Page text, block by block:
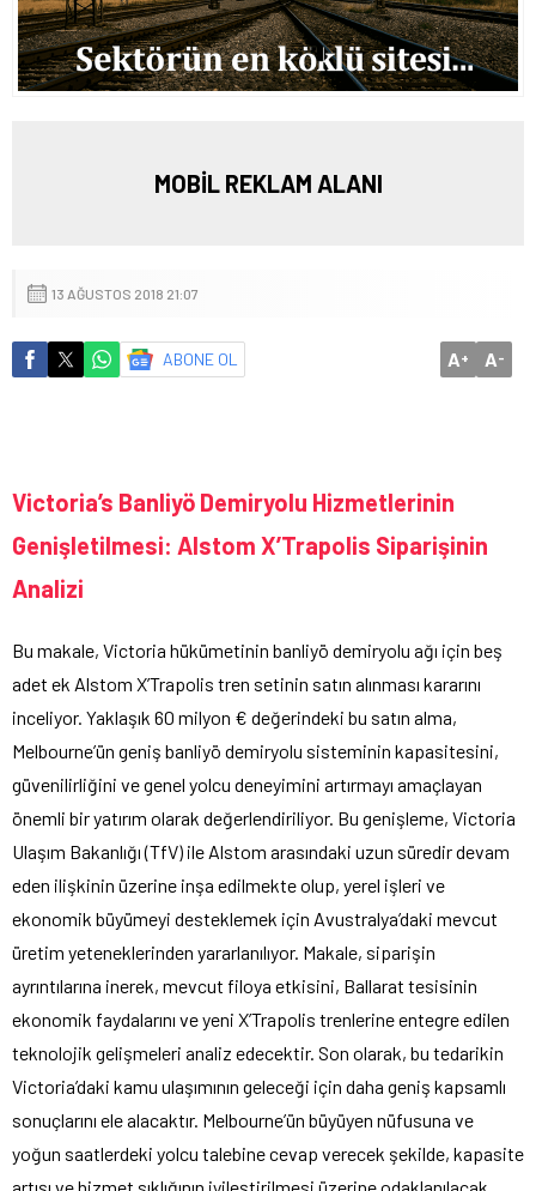
MOBİL REKLAM ALANI
13 AĞUSTOS 2018 21:07
ABONE OL A+ A-
Victoria’s Banliyö Demiryolu Hizmetlerinin
Genişletilmesi: Alstom X’Trapolis Siparişinin
Analizi
Bu makale, Victoria hükümetinin banliyö demiryolu ağı için beş
adet ek Alstom X’Trapolis tren setinin satın alınması kararını
inceliyor. Yaklaşık 60 milyon € değerindeki bu satın alma,
Melbourne’ün geniş banliyö demiryolu sisteminin kapasitesini,
güvenilirliğini ve genel yolcu deneyimini artırmayı amaçlayan
önemli bir yatırım olarak değerlendiriliyor. Bu genişleme, Victoria
Ulaşım Bakanlığı (TfV) ile Alstom arasındaki uzun süredir devam
eden ilişkinin üzerine inşa edilmekte olup, yerel işleri ve
ekonomik büyümeyi desteklemek için Avustralya’daki mevcut
üretim yeteneklerinden yararlanılıyor. Makale, siparişin
ayrıntılarına inerek, mevcut filoya etkisini, Ballarat tesisinin
ekonomik faydalarını ve yeni X’Trapolis trenlerine entegre edilen
teknolojik gelişmeleri analiz edecektir. Son olarak, bu tedarikin
Victoria’daki kamu ulaşımının geleceği için daha geniş kapsamlı
sonuçlarını ele alacaktır. Melbourne’ün büyüyen nüfusuna ve
yoğun saatlerdeki yolcu talebine cevap verecek şekilde, kapasite